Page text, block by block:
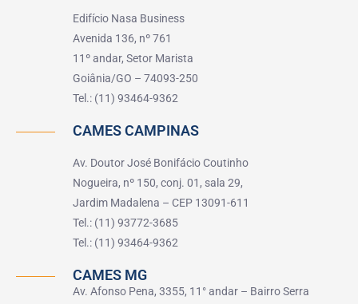
Edifício Nasa Business
Avenida 136, nº 761
11º andar, Setor Marista
Goiânia/GO – 74093-250
Tel.: (11) 93464-9362
CAMES CAMPINAS
Av. Doutor José Bonifácio Coutinho
Nogueira, nº 150, conj. 01, sala 29,
Jardim Madalena – CEP 13091-611
Tel.: (11) 93772-3685
Tel.: (11) 93464-9362
CAMES MG
Av. Afonso Pena, 3355, 11° andar – Bairro Serra